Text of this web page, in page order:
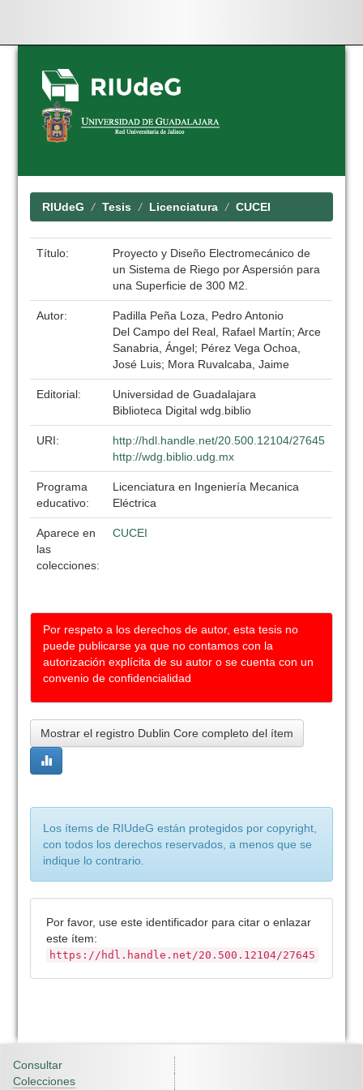
Skip
navigation
RIUdeG Tesis Licenciatura CUCEI
Título:
Proyecto y Diseño Electromecánico de
un Sistema de Riego por Aspersión para
una Superficie de 300 M2.
Autor:
Padilla Peña Loza, Pedro Antonio
Del Campo del Real, Rafael Martín; Arce
Sanabria, Ángel; Pérez Vega Ochoa,
José Luis; Mora Ruvalcaba, Jaime
Editorial:
Universidad de Guadalajara
Biblioteca Digital wdg.biblio
URI:
http://hdl.handle.net/20.500.12104/27645
http://wdg.biblio.udg.mx
Programa
educativo:
Licenciatura en Ingeniería Mecanica
Eléctrica
Aparece en
las
colecciones:
CUCEI
Por respeto a los derechos de autor, esta tesis no
puede publicarse ya que no contamos con la
autorización explícita de su autor o se cuenta con un
convenio de confidencialidad
Mostrar el registro Dublin Core completo del ítem
Los ítems de RIUdeG están protegidos por copyright,
con todos los derechos reservados, a menos que se
indique lo contrario.
Por favor, use este identificador para citar o enlazar
este ítem:
https://hdl.handle.net/20.500.12104/27645
Consultar
Colecciones